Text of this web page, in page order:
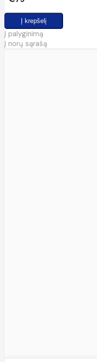
Į palyginimą
Į norų sąrašą